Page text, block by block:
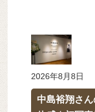
2026年8月8日
中島裕翔さ